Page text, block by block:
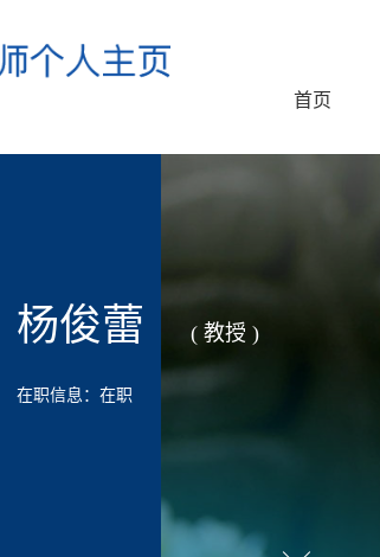
首页
杨俊蕾 ( 教授 )
在职信息：在职